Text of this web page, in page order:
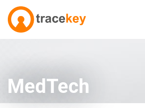
30 Min. Demo
MedTech